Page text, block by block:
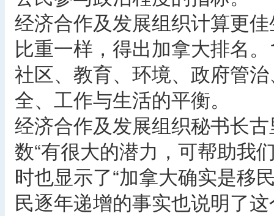
经济合作及发展组织计算更
比重一样，得出加拿大排名
社区、教育、环境、政府管
全、工作与生活的平衡。
经济合作及发展组织秘书长
数“有很大的潜力，可帮助我
时也显示了“加拿大确实是移
民逐年递增的事实也说明了这